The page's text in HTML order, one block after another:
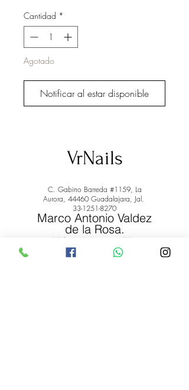
Cantidad *
Agotado
Notificar al estar disponible
VrNails
C. Gabino Barreda #1159, La
Aurora, 44460 Guadalajara, Jal.
33-1251-8270
Marco Antonio Valdez
de la Rosa.
RFC: VARM900908ER2